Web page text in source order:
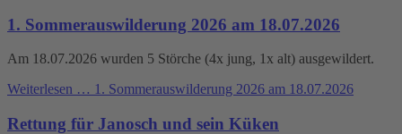
1. Sommerauswilderung 2026 am 18.07.2026
Am 18.07.2026 wurden 5 Störche (4x jung, 1x alt) ausgewildert.
Weiterlesen … 1. Sommerauswilderung 2026 am 18.07.2026
Rettung für Janosch und sein Küken